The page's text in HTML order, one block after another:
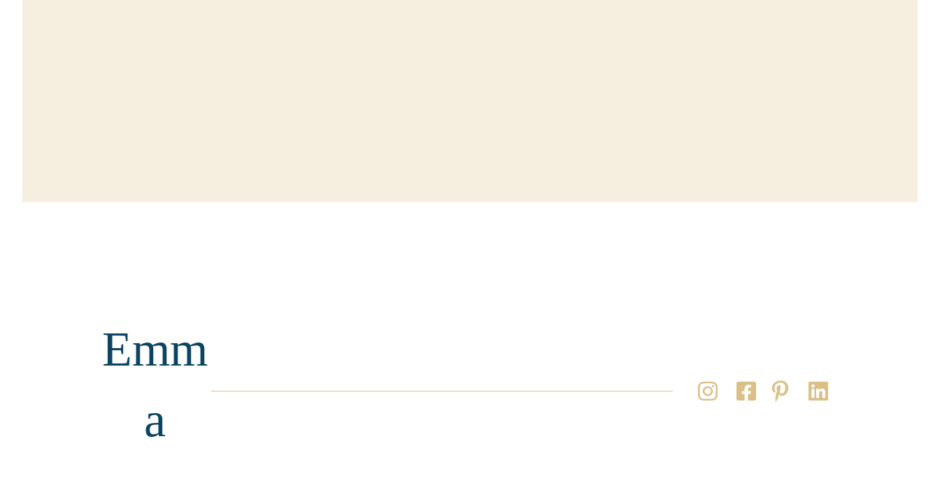
Emm
a